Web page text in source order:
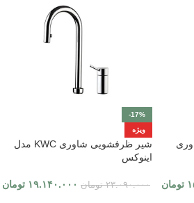
تومان
-17%
ویژه
شیر ظرفشویی شاوری KWC مدل
اینوکس
۲۳.۰۹۰.۰۰۰ تومان ۱۹.۱۴۰.۰۰۰ تومان